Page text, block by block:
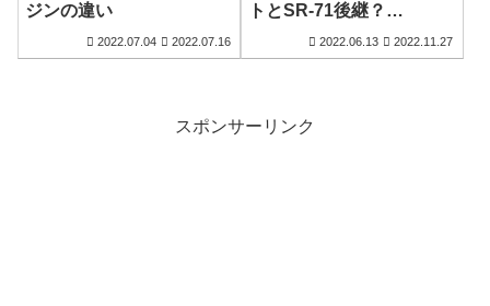
ジンの違い
2022.07.04 2022.07.16
トとSR-71後継？
2022.06.13 2022.11.27
スポンサーリンク